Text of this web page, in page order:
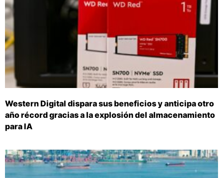
Western Digital dispara sus beneficios y anticipa otro
año récord gracias a la explosión del almacenamiento
para IA